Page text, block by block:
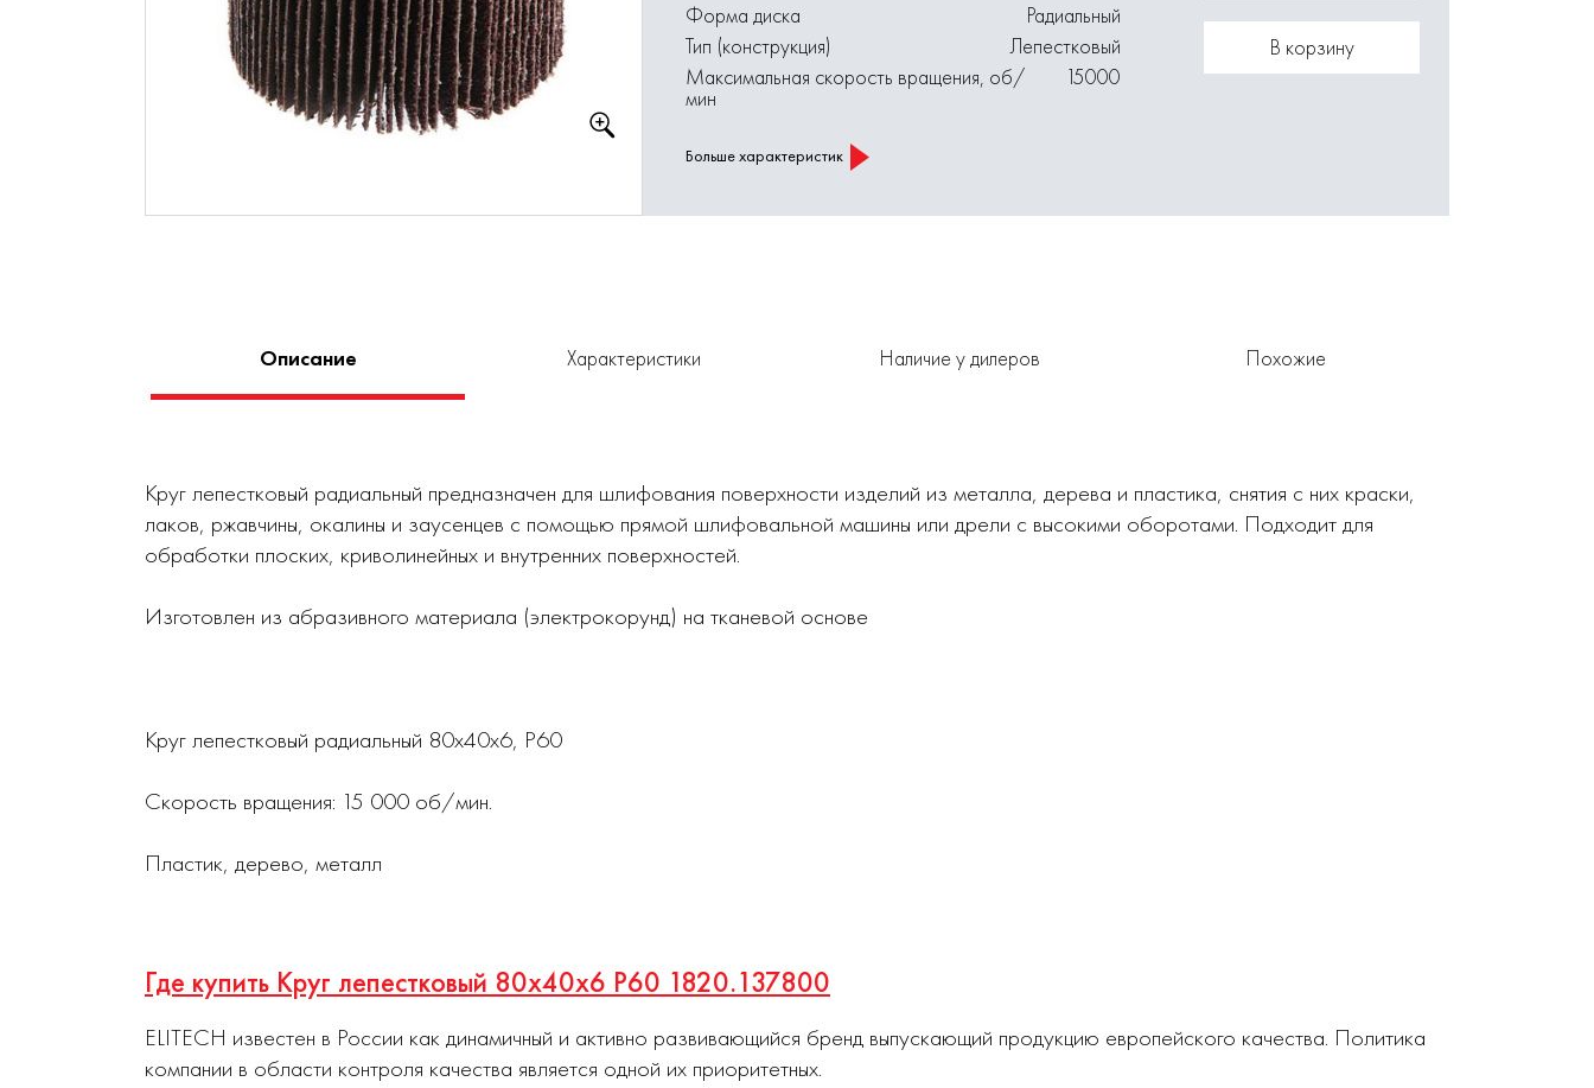
Форма диска
Радиальный
Тип (конструкция)
Лепестковый
Максимальная скорость вращения, об/
мин
15000
Больше характеристик
В корзину
Описание Характеристики Наличие у дилеров Похожие
Круг лепестковый радиальный предназначен для шлифования поверхности изделий из металла, дерева и пластика, снятия с них краски,
лаков, ржавчины, окалины и заусенцев с помощью прямой шлифовальной машины или дрели с высокими оборотами. Подходит для
обработки плоских, криволинейных и внутренних поверхностей.
Изготовлен из абразивного материала (электрокорунд) на тканевой основе
Круг лепестковый радиальный 80х40х6, Р60
Скорость вращения: 15 000 об/мин.
Пластик, дерево, металл
Где купить Круг лепестковый 80х40х6 P60 1820.137800
ELITECH известен в России как динамичный и активно развивающийся бренд выпускающий продукцию европейского качества. Политика
компании в области контроля качества является одной их приоритетных.